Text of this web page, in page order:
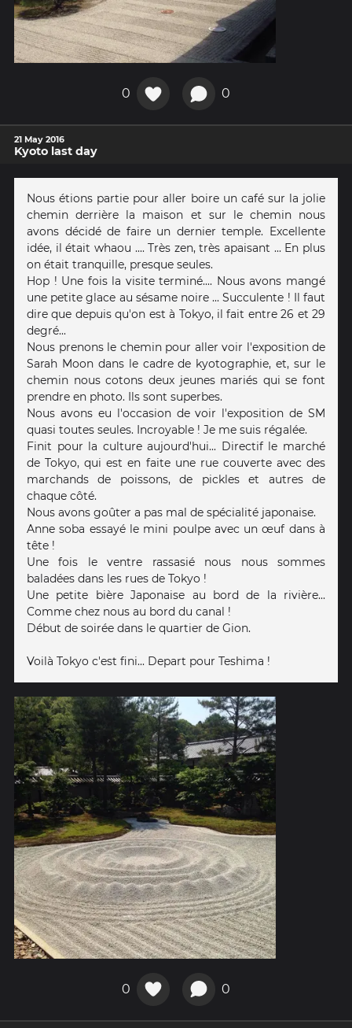
0 0
21 May 2016
Kyoto last day
Nous étions partie pour aller boire un café sur la jolie
chemin derrière la maison et sur le chemin nous
avons décidé de faire un dernier temple. Excellente
idée, il était whaou .... Très zen, très apaisant ... En plus
on était tranquille, presque seules.
Hop ! Une fois la visite terminé.... Nous avons mangé
une petite glace au sésame noire ... Succulente ! Il faut
dire que depuis qu'on est à Tokyo, il fait entre 26 et 29
degré...
Nous prenons le chemin pour aller voir l'exposition de
Sarah Moon dans le cadre de kyotographie, et, sur le
chemin nous cotons deux jeunes mariés qui se font
prendre en photo. Ils sont superbes.
Nous avons eu l'occasion de voir l'exposition de SM
quasi toutes seules. Incroyable ! Je me suis régalée.
Finit pour la culture aujourd'hui... Directif le marché
de Tokyo, qui est en faite une rue couverte avec des
marchands de poissons, de pickles et autres de
chaque côté.
Nous avons goûter a pas mal de spécialité japonaise.
Anne soba essayé le mini poulpe avec un œuf dans à
tête !
Une fois le ventre rassasié nous nous sommes
baladées dans les rues de Tokyo !
Une petite bière Japonaise au bord de la rivière...
Comme chez nous au bord du canal !
Début de soirée dans le quartier de Gion.
Voilà Tokyo c'est fini... Depart pour Teshima !
0 0